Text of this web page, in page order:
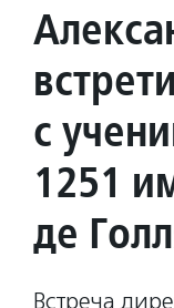
с
1251
де
Встреча